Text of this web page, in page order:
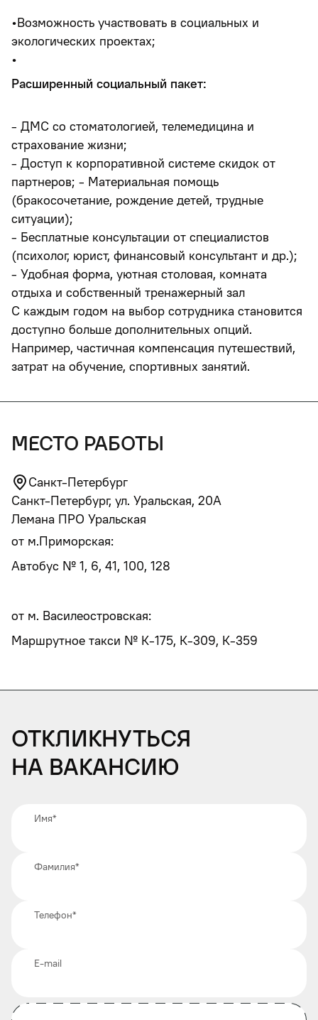
•Возможность участвовать в социальных и
экологических проектах;
•
Расширенный социальный пакет:
- ДМС со стоматологией, телемедицина и
страхование жизни;
- Доступ к корпоративной системе скидок от
партнеров; - Материальная помощь
(бракосочетание, рождение детей, трудные
ситуации);
- Бесплатные консультации от специалистов
(психолог, юрист, финансовый консультант и др.);
- Удобная форма, уютная столовая, комната
отдыха и собственный тренажерный зал
С каждым годом на выбор сотрудника становится
доступно больше дополнительных опций.
Например, частичная компенсация путешествий,
затрат на обучение, спортивных занятий.
место работы
Санкт-Петербург
Санкт-Петербург, ул. Уральская, 20А
Лемана ПРО Уральская
от м.Приморская:
Автобус № 1, 6, 41, 100, 128
от м. Василеостровская:
Маршрутное такси № К-175, К-309, К-359
Откликнуться
на вакансию
Имя*
Фамилия*
Телефон*
E-mail